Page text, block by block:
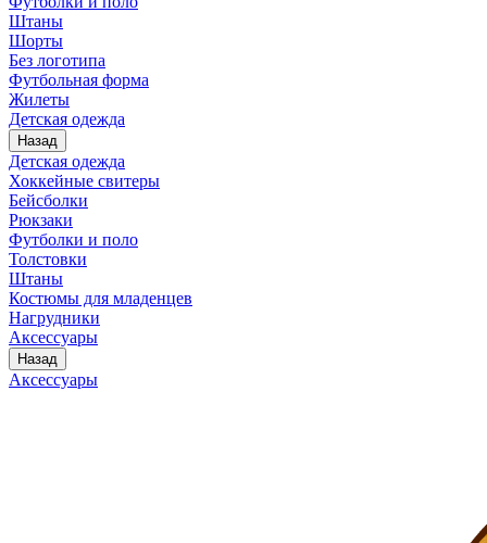
Штаны
Шорты
Без логотипа
Футбольная форма
Жилеты
Детская одежда
Назад
Детская одежда
Хоккейные свитеры
Бейсболки
Рюкзаки
Футболки и поло
Толстовки
Штаны
Костюмы для младенцев
Нагрудники
Аксессуары
Назад
Аксессуары